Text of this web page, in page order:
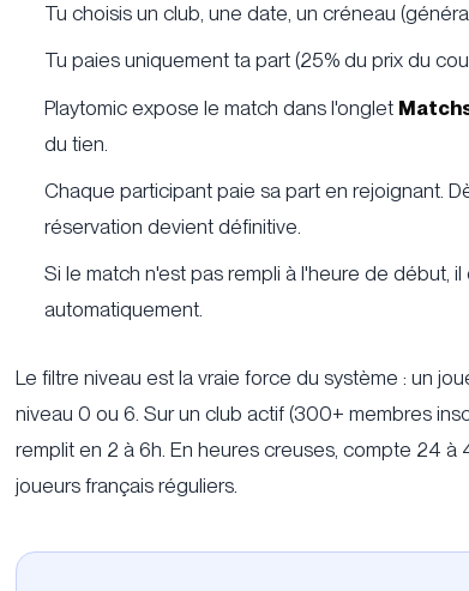
Tu choisis un club, une date, un créneau
Tu paies uniquement ta part (25% du prix du
Playtomic expose le match dans l'onglet
du tien.
Chaque participant paie sa part en rejoignant.
réservation devient définitive.
Si le match n'est pas rempli à l'heure de début,
automatiquement.
Le filtre niveau est la vraie force du système : un
niveau 0 ou 6. Sur un club actif (300+ membres
remplit en 2 à 6h. En heures creuses, compte 24
joueurs français réguliers.